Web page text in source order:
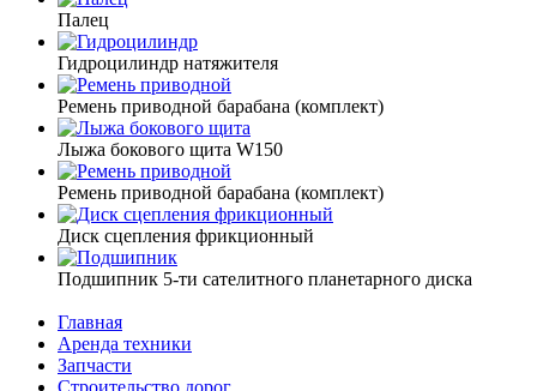
Палец
Гидроцилиндр натяжителя
Ремень приводной барабана (комплект)
Лыжа бокового щита W150
Ремень приводной барабана (комплект)
Диск сцепления фрикционный
Подшипник 5-ти сателитного планетарного диска
Главная
Аренда техники
Запчасти
Строительство дорог